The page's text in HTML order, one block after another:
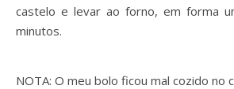
castelo e levar ao forno, em forma
minutos.
NOTA: O meu bolo ficou mal cozido no